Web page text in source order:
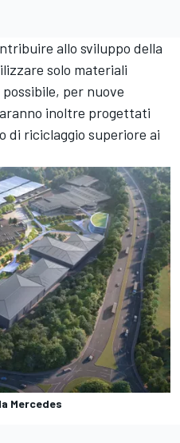
allo sviluppo della
solo materiali
per nuove
inoltre progettati
di riciclaggio superiore ai
Mercedes